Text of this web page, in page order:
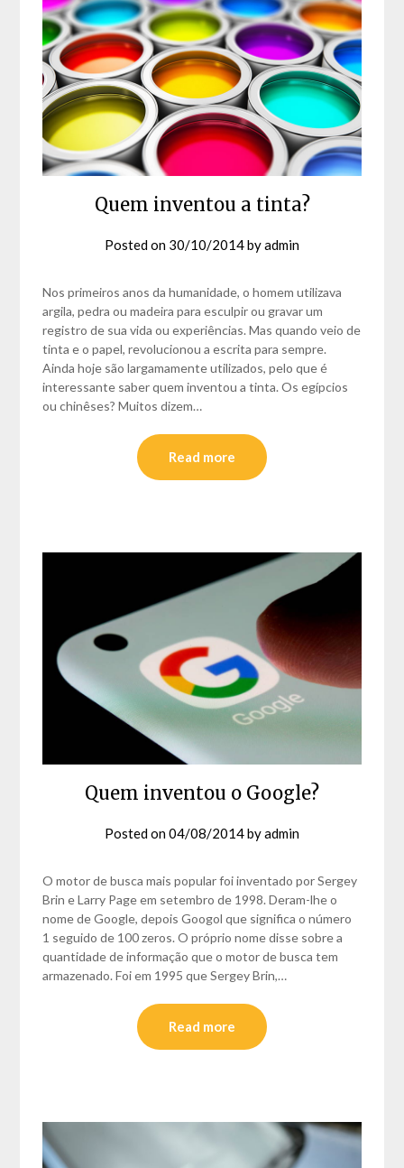
Quem inventou a tinta?
Posted on 30/10/2014byadmin
Nos primeiros anos da humanidade, o homem utilizava
argila, pedra ou madeira para esculpir ou gravar um
registro de sua vida ou experiências. Mas quando veio de
tinta e o papel, revolucionou a escrita para sempre.
Ainda hoje são largamamente utilizados, pelo que é
interessante saber quem inventou a tinta. Os egípcios
ou chinêses? Muitos dizem…
Read more
Quem inventou o Google?
Posted on04/08/2014byadmin
O motor de busca mais popular foi inventado por Sergey
Brin e Larry Page em setembro de 1998. Deram-lhe o
nome de Google, depois Googol que significa o número
1 seguido de 100 zeros. O próprio nome disse sobre a
quantidade de informação que o motor de busca tem
armazenado. Foi em 1995 que Sergey Brin,…
Read more